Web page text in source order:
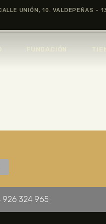
UNIÓN, 10. VALDEPEÑAS -
926 324 965